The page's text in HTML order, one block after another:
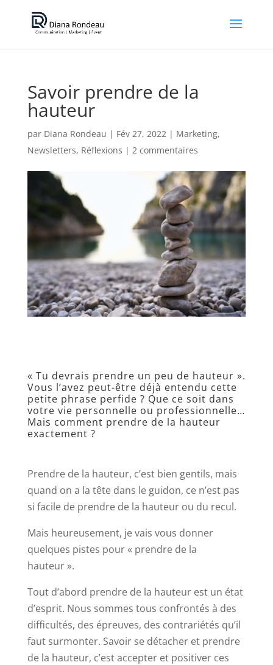
Savoir prendre de la
hauteur
par Diana Rondeau | Fév 27, 2022| Marketing,
Newsletters, Réflexions | 2 commentaires
« Tu devrais prendre un peu de hauteur ».
Vous l’avez peut-être déjà entendu cette
petite phrase perfide ? Que ce soit dans
votre vie personnelle ou professionnelle…
Mais comment prendre de la hauteur
exactement ?
Prendre de la hauteur, c’est bien gentils, mais
quand on a la tête dans le guidon, ce n’est pas
si facile de prendre de la hauteur ou du recul.
Mais heureusement, je vais vous donner
quelques pistes pour « prendre de la
hauteur ».
Tout d’abord prendre de la hauteur est un état
d’esprit. Nous sommes tous confrontés à des
difficultés, des épreuves, des contrariétés qu’il
faut surmonter. Savoir se détacher et prendre
de la hauteur, c’est accepter et positiver ces